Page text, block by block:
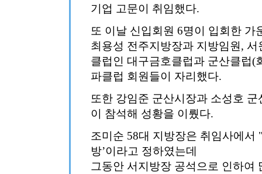
기업 고문이 취임했다.
또 이날 신입회원 6명이 입회한
최용성 전주지방장과 지방임원,
클럽인 대구금호클럽과 군산클럽(
파클럽 회원들이 자리했다.
또한 강임준 군산시장과 소성호
이 참석해 성황을 이뤘다.
조미순 58대 지방장은 취임사에서
방’이라고 정하였는데
그동안 서지방장 공석으로 인하여